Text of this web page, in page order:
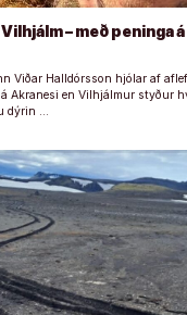
– með peninga
Viðar Halldórsson hjólar af
Akranesi en Vilhjálmur styður
dýrin …